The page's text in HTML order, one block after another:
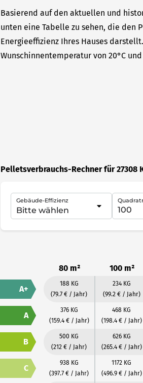
Basierend auf den aktuellen und
unten eine Tabelle zu sehen, die den
Energieeffizienz Ihres Hauses
Wunschinnentemperatur von 20°C
Pelletsverbrauchs-Rechner für 27308
Gebäude-Effizienz
80 m² 100 m²
A+
188 KG
(79.7 € / Jahr)
234 KG
(99.2 € / Jahr)
A
376 KG
(159.4 € / Jahr)
468 KG
(198.4 € / Jahr)
B
500 KG
(212 € / Jahr)
626 KG
(265.4 € / Jahr)
C
938 KG
(397.7 € / Jahr)
1172 KG
(496.9 € / Jahr)